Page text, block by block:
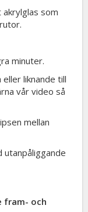
som
minuter.
liknande till
vår video så
mellan
utanpåliggande
fram- och